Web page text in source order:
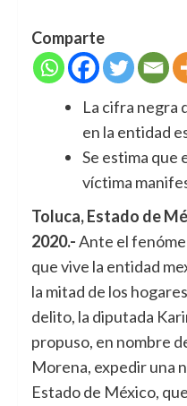
Comparte
La cifra negra
en la entidad
Se estima que
víctima
Toluca, Estado de
2020.-Ante el
que vive la entidad
la mitad de los
delito, la diputada
propuso, en nombre
Morena, expedir una
Estado de México,